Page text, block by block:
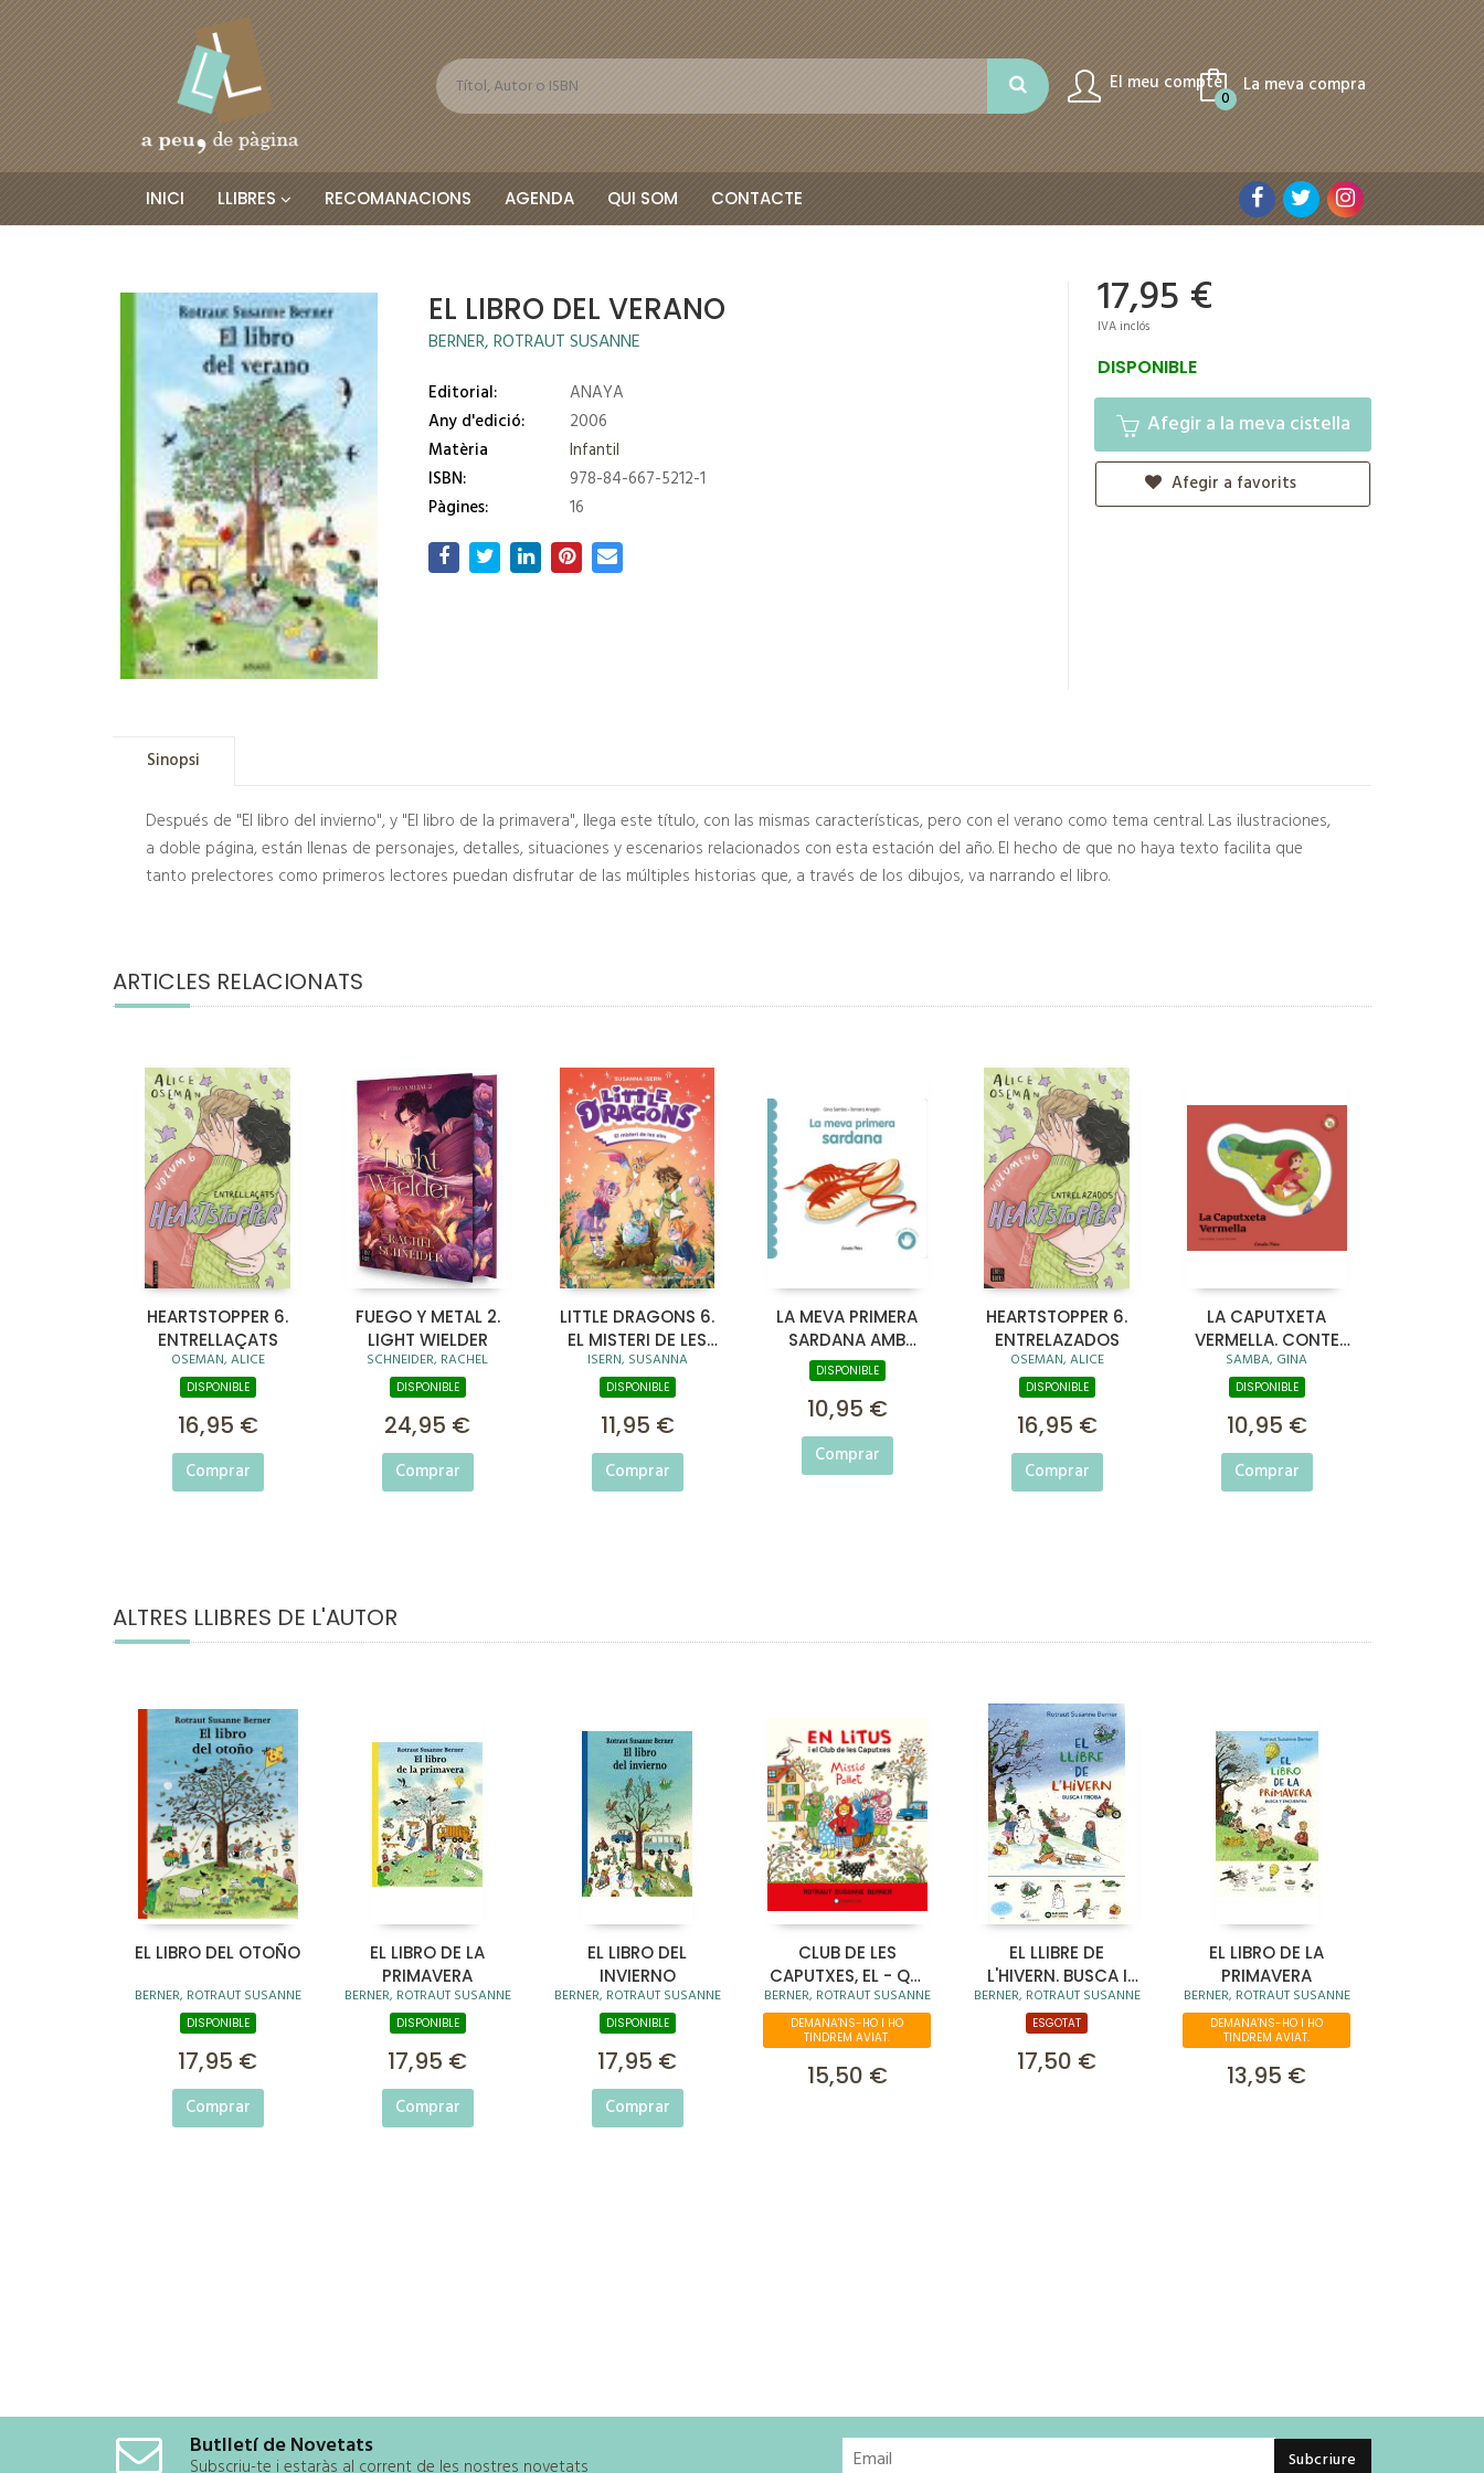
El meu compte La meva compra
0
INICI LLIBRES RECOMANACIONS AGENDA QUI SOM CONTACTE
EL LIBRO DEL VERANO
BERNER, ROTRAUT SUSANNE
Editorial:
ANAYA
Any d'edició:
2006
Matèria
Infantil
ISBN:
978-84-667-5212-1
Pàgines:
16
17,95 €
IVA inclós
DISPONIBLE
Afegir a la meva cistella
Afegir a favorits
Sinopsi
Después de "El libro del invierno", y "El libro de la primavera", llega este título, con las mismas características, pero con el verano como tema central. Las ilustraciones,
a doble página, están llenas de personajes, detalles, situaciones y escenarios relacionados con esta estación del año. El hecho de que no haya texto facilita que
tanto prelectores como primeros lectores puedan disfrutar de las múltiples historias que, a través de los dibujos, va narrando el libro.
ARTICLES RELACIONATS
HEARTSTOPPER 6.
ENTRELLAÇATS
OSEMAN, ALICE
DISPONIBLE
16,95 €
Comprar
FUEGO Y METAL 2.
LIGHT WIELDER
SCHNEIDER, RACHEL
DISPONIBLE
24,95 €
Comprar
LITTLE DRAGONS 6.
EL MISTERI DE LES
ALES
ISERN, SUSANNA
DISPONIBLE
11,95 €
Comprar
LA MEVA PRIMERA
SARDANA AMB
TEXTURES
DISPONIBLE
10,95 €
Comprar
HEARTSTOPPER 6.
ENTRELAZADOS
OSEMAN, ALICE
DISPONIBLE
16,95 €
Comprar
LA CAPUTXETA
VERMELLA. CONTE
AMB PECES
LLISCANTS
SAMBA, GINA
DISPONIBLE
10,95 €
Comprar
ALTRES LLIBRES DE L'AUTOR
EL LIBRO DEL OTOÑO
BERNER, ROTRAUT SUSANNE
DISPONIBLE
17,95 €
Comprar
EL LIBRO DE LA
PRIMAVERA
BERNER, ROTRAUT SUSANNE
DISPONIBLE
17,95 €
Comprar
EL LIBRO DEL
INVIERNO
BERNER, ROTRAUT SUSANNE
DISPONIBLE
17,95 €
Comprar
CLUB DE LES
CAPUTXES, EL - QUI
ES AQUEST POLLET?
BERNER, ROTRAUT SUSANNE
DEMANA'NS-HO I HO
TINDREM AVIAT.
15,50 €
EL LLIBRE DE
L'HIVERN. BUSCA I
TROBA
BERNER, ROTRAUT SUSANNE
ESGOTAT
17,50 €
EL LIBRO DE LA
PRIMAVERA
BERNER, ROTRAUT SUSANNE
DEMANA'NS-HO I HO
TINDREM AVIAT.
13,95 €
Butlletí de Novetats
Subscriu-te i estaràs al corrent de les nostres novetats